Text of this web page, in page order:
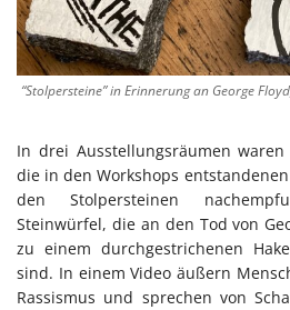
“Stolpersteine” in Erinnerung an George
In drei Ausstellungsräumen
die in den Workshops
den Stolpersteinen
Steinwürfel, die an den Tod von
zu einem durchgestrichenen
sind. In einem Video äußern
Rassismus und sprechen von